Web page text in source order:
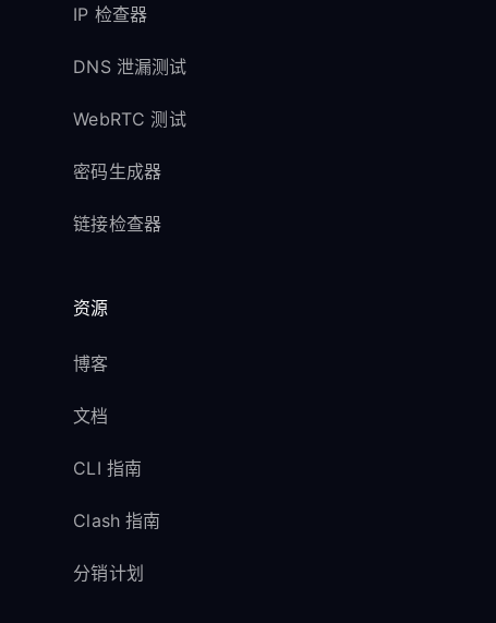
IP 检查器
DNS 泄漏测试
WebRTC 测试
密码生成器
链接检查器
资源
博客
文档
CLI 指南
Clash 指南
分销计划